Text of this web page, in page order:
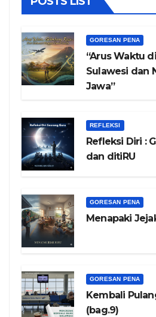
GORESAN PENA
“Arus Waktu
Sulawesi dan
Jawa”
REFLEKSI
Refleksi Diri :
dan ditiRU
GORESAN PENA
Menapaki
GORESAN PENA
Kembali
(bag.9)